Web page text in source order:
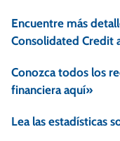
Encuentre más
Consolidated Credit
Conozca todos los
financiera aquí»
Lea las estadísticas